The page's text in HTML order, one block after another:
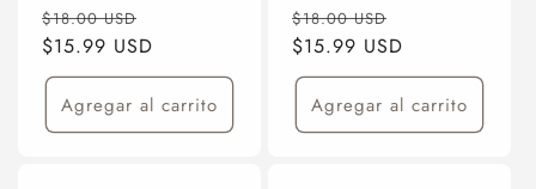
Precio
habitual
$18.00 USD
de
oferta
$15.99 USD
Agregar al carrito
Precio
habitual
$18.00 USD
de
oferta
$15.99 USD
Agregar al carrito